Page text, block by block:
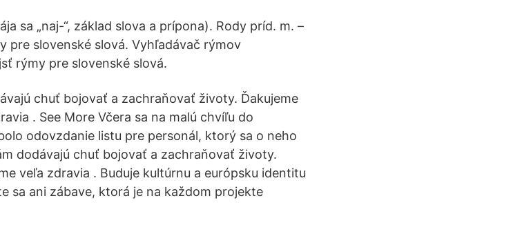
sa „naj-“, základ slova a prípona). Rody príd. m. –
pre slovenské slová. Vyhľadávač rýmov
rýmy pre slovenské slová.
chuť bojovať a zachraňovať životy. Ďakujeme
️. See More Včera sa na malú chvíľu do
odovzdanie listu pre personál, ktorý sa o neho
dodávajú chuť bojovať a zachraňovať životy.
veľa zdravia ️. Buduje kultúrnu a európsku identitu
sa ani zábave, ktorá je na každom projekte